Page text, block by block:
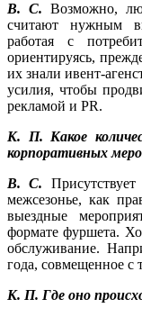
В. С. Возможно,
считают нужным
работая с
ориентируясь,
их знали ивент-
усилия, чтобы
рекламой и PR.
К. П. Какое
корпоративных
В. С.
межсезонье, как
выездные
формате фуршета.
обслуживание.
года, совмещенное с
К. П. Где оно